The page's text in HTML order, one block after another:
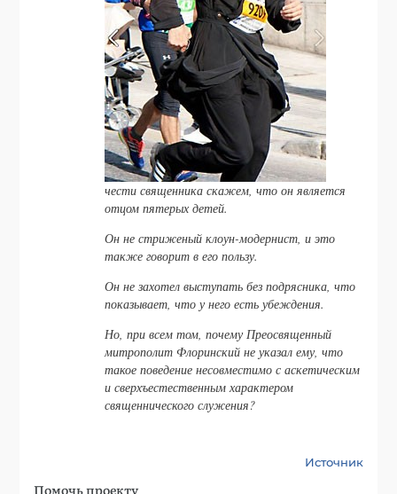
чести священника скажем, что он является
отцом пятерых детей.
Он не стриженый клоун-модернист, и это
также говорит в его пользу.
Он не захотел выступать без подрясника, что
показывает, что у него есть убеждения.
Но, при всем том, почему Преосвященный
митрополит Флоринский не указал ему, что
такое поведение несовместимо с аскетическим
и сверхъестественным характером
священнического служения?
Источник
Помочь проекту